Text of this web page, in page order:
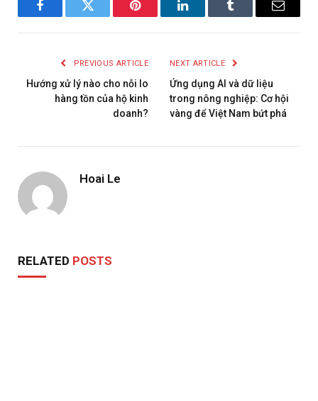
FacebookTwitter Pinterest LinkedInTumblr Email
PREVIOUS ARTICLE
Hướng xử lý nào cho nỗi lo
hàng tồn của hộ kinh
doanh?
NEXT ARTICLE
Ứng dụng AI và dữ liệu
trong nông nghiệp: Cơ hội
vàng để Việt Nam bứt phá
Hoai Le
RELATED POSTS